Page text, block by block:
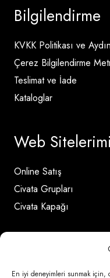
En iyi deneyimleri sunmak için,
Bilgilendirme
KVKK Politikası ve
Çerez Bilgilendirme
Teslimat ve İade
Kataloglar
Web
Online Satış
Civata Grupları
Civata Kapağı
İletişim